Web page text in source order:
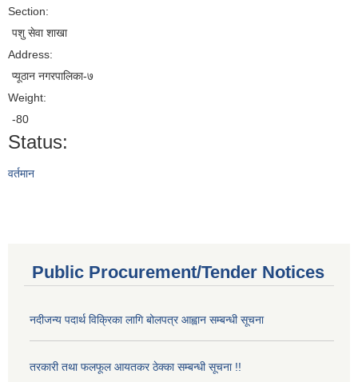
Section:
पशु सेवा शाखा
Address:
प्यूठान नगरपालिका-७
Weight:
-80
Status:
वर्तमान
Public Procurement/Tender Notices
नदीजन्य पदार्थ विक्रिका लागि बोलपत्र आह्वान सम्बन्धी सूचना
तरकारी तथा फलफूल आयतकर ठेक्का सम्बन्धी सूचना !!